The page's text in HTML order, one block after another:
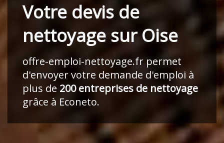
Votre devis de
nettoyage sur Oise
offre-emploi-nettoyage.frpermet
d'envoyer votre demande d'emploi à
plus de 200 entreprises de nettoyage
grâce à Econeto.